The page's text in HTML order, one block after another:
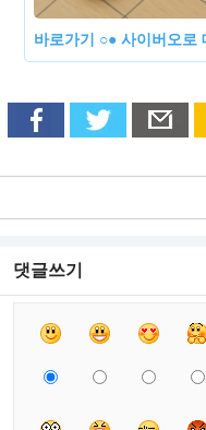
바로가기 ○● 사이버오
댓글쓰기